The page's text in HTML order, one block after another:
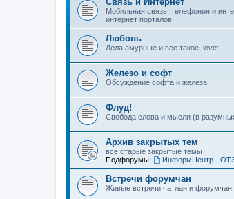
Мобильная связь, телефония и
интернет порталов
Любовь
Дела амурные и все такое :love:
Железо и софт
Обсуждение софта и железа
Флуд!
Свобода слова и мысли (в
Архив закрытых тем
все старые закрытые темы
Подфорумы:
ИнформЦентр -
Встречи форумчан
Живые встречи чатлан и